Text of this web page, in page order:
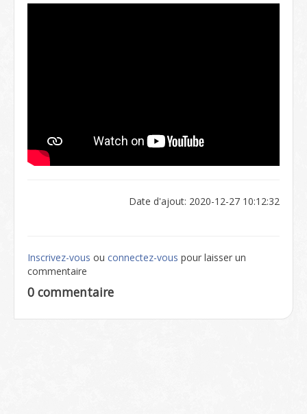
Date d'ajout: 2020-12-27 10:12:32
Inscrivez-vous ou connectez-vous pour laisser un
commentaire
0 commentaire